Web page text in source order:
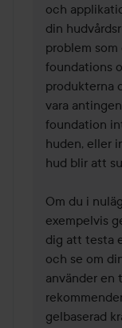
och
din
problem
foundations
produkterna
vara
foundation
huden, eller
hud blir att
Om du i
exempelvis
dig att testa
och se om
använder en
gelbaserad